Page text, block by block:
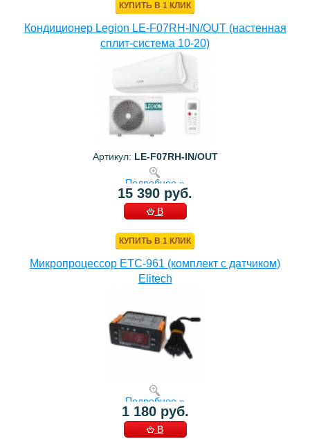
КУПИТЬ В 1 КЛИК
Кондиционер Legion LE-F07RH-IN/OUT (настенная
сплит-система 10-20)
Артикул: LE-F07RH-IN/OUT
Подробнее »
15 390 руб.
В
КУПИТЬ В 1 КЛИК
Микропроцессор ETC-961 (комплект c датчиком)
Elitech
Подробнее »
1 180 руб.
В